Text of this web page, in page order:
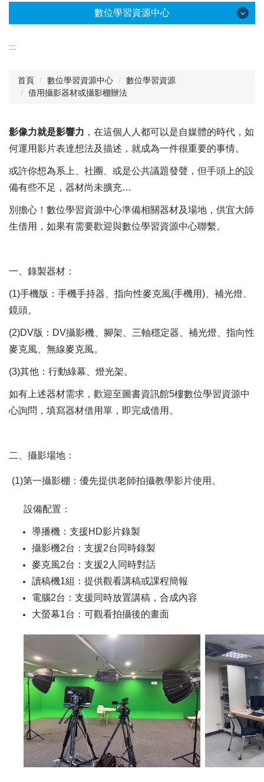
數位學習資源中心
中心位置
數位學習資源
相關章則
表單下載
:::
首頁 數位學習資源中心
數位學習資源
借用攝影器材或攝影棚辦法
影像力就是影響力 ，在這個人人都可以是自媒體的時代，如
何運用影片表達想法及描述，就成為一件很重要的事情。
或許你想為系上、社團、或是公共議題發聲，但手頭上的設
備有些不足，器材尚未擴充…
別擔心！ 數位學習資源中心準備相關器材及場地，供宜大師
生借用，如果有需要歡迎與數位學習資源中心聯繫。
一、錄製器材：
(1)手機版：手機手持器、指向性麥克風(手機用)、補光燈、
鏡頭。
(2)DV版：DV攝影機、腳架、三軸穩定器、補光燈、指向性
麥克風、無線麥克風。
(3)其他：行動綠幕、燈光架。
如有上述器材需求，歡迎至圖書資訊館5樓數位學習資源中
心詢問，填寫器材借用單，即完成借用。
二、攝影場地：
(1)第一攝影棚：優先提供老師拍攝教學影片使用。
設備配置：
導播機：支援HD影片錄製
攝影機2台：支援2台同時錄製
麥克風2台：支援2人同時對話
讀稿機1組：提供觀看講稿或課程簡報
電腦2台：支援同時放置講稿，合成內容
大螢幕1台：可觀看拍攝後的畫面